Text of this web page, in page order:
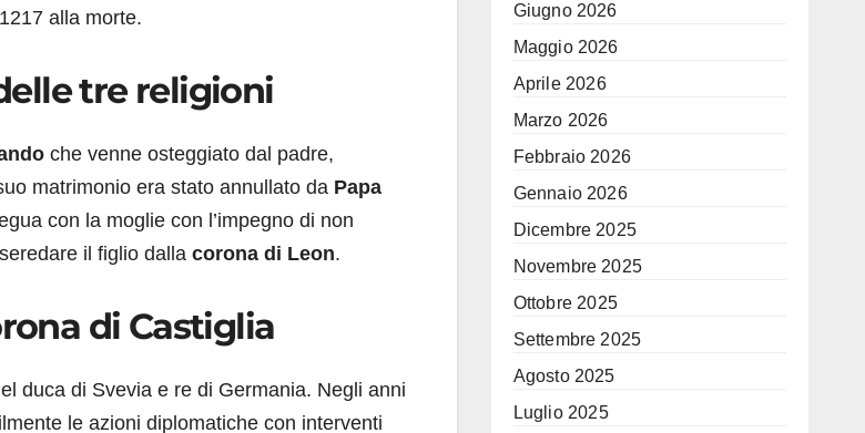
alla morte.
tre religioni
che venne osteggiato dal padre,
matrimonio era stato annullato da Papa
con la moglie con l’impegno di non
il figlio dalla corona di Leon.
di Castiglia
duca di Svevia e re di Germania. Negli anni
le azioni diplomatiche con interventi
Giugno 2026
Maggio 2026
Aprile 2026
Marzo 2026
Febbraio 2026
Gennaio 2026
Dicembre 2025
Novembre 2025
Ottobre 2025
Settembre 2025
Agosto 2025
Luglio 2025